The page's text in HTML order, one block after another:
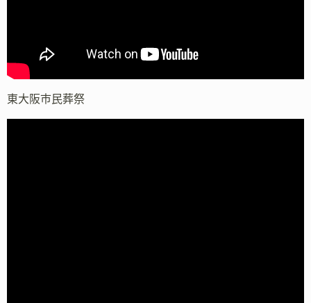
東大阪市民葬祭